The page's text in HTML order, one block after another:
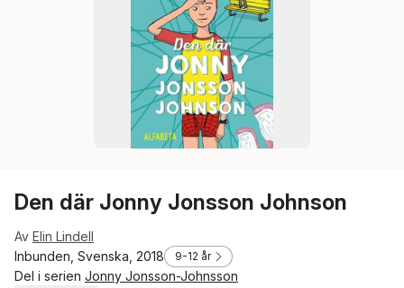
Den där Jonny Jonsson Johnson
Av Elin Lindell
Inbunden, Svenska, 2018
9-12 år
Del i serien Jonny Jonsson-Johnsson